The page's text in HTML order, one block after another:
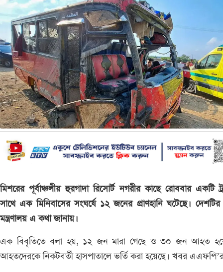
মিশরের পূর্বাঞ্চলীয় হুরগাদা রিসোর্ট নগরীর কাছে রোববার একটি
সাথে এক মিনিবাসের সংঘর্ষে ১২ জনের প্রাণহানি ঘটেছে। দেশটির
মন্ত্রণালয় এ কথা জানায়।
এক বিবৃতিতে বলা হয়, ১২ জন মারা গেছে ও ৩০ জন আহত
আহতদেরকে নিকটবর্তী হাসপাতালে ভর্তি করা হয়েছে। খবর